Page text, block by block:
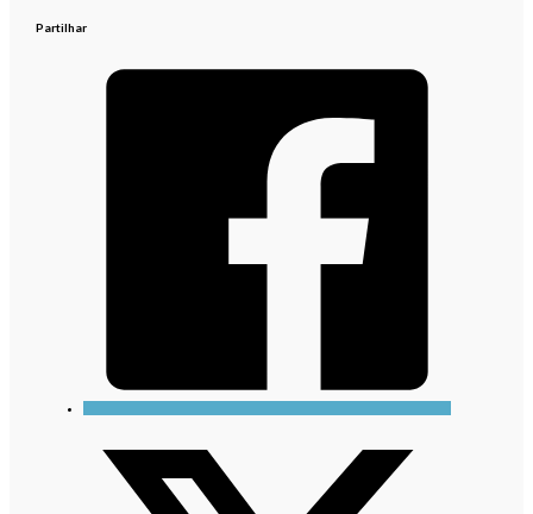
Partilhar